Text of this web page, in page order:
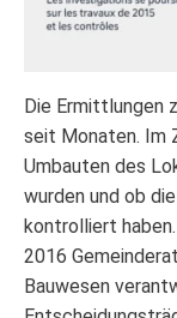
Die Ermittlungen
seit Monaten. Im
Umbauten des
wurden und ob
kontrolliert
2016
Bauwesen